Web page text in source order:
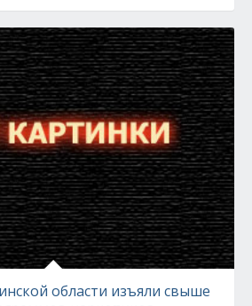
области изъяли свыше